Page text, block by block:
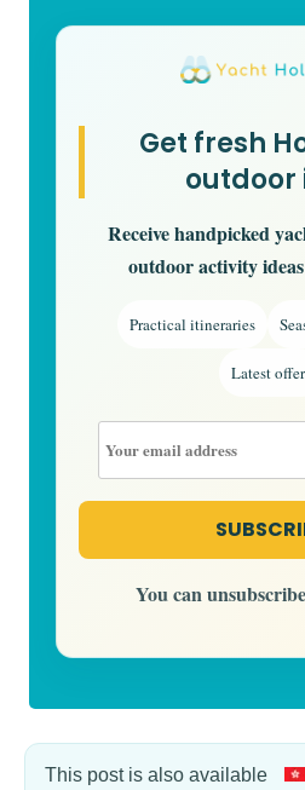
Get fresh
outdoor
Receive handpicked
outdoor activity
Practical itineraries
Latest
You can
This post is also available